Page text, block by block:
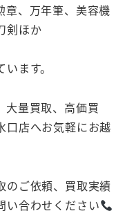
章、万年筆、美容機
剣ほか
ます。
大量買取、高価買
口店へお気軽にお越
のご依頼、買取実績
い合わせください